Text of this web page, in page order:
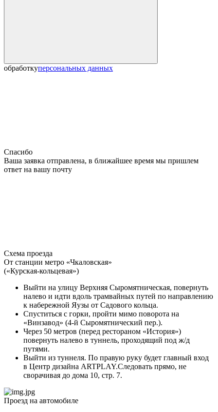
обработкуперсональных данных
Спасибо
Ваша заявка отправлена, в ближайшее время мы пришлем
ответ на вашу почту
Схема проезда
От станции метро «Чкаловская»
(«Курская-кольцевая»)
Выйти на улицу Верхняя Сыромятническая, повернуть
налево и идти вдоль трамвайных путей по направлению
к набережной Яузы от Садового кольца.
Спуститься с горки, пройти мимо поворота на
«Винзавод» (4-й Сыромятнический пер.).
Через 50 метров (перед рестораном «История»)
повернуть налево в туннель, проходящий под ж/д
путями.
Выйти из туннеля. По правую руку будет главный вход
в Центр дизайна ARTPLAY.Следовать прямо, не
сворачивая до дома 10, стр. 7.
Проезд на автомобиле